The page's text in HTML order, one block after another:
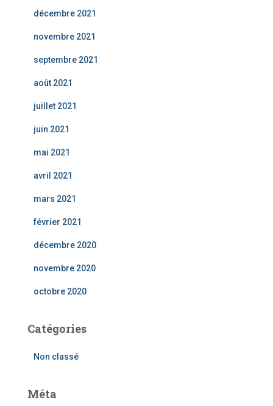
décembre 2021
novembre 2021
septembre 2021
août 2021
juillet 2021
juin 2021
mai 2021
avril 2021
mars 2021
février 2021
décembre 2020
novembre 2020
octobre 2020
Catégories
Non classé
Méta